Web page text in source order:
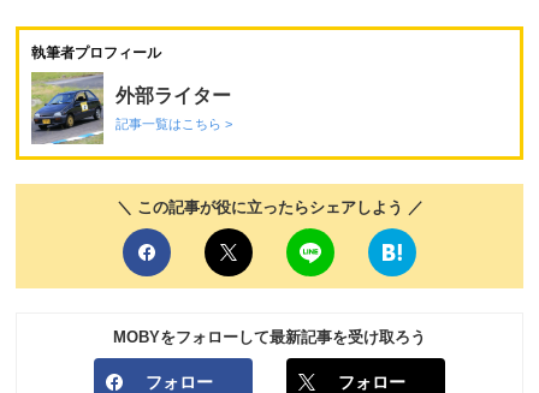
執筆者プロフィール
外部ライター
記事一覧はこちら >
＼ この記事が役に立ったらシェアしよう ／
MOBYをフォローして最新記事を受け取ろう
フォロー フォロー